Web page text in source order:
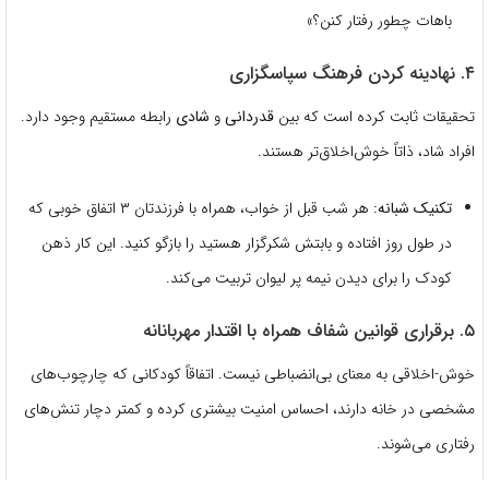
باهات چطور رفتار کنن؟»
۴. نهادینه کردن فرهنگ سپاسگزاری
تحقیقات ثابت کرده است که بین قدردانیو شادی رابطه مستقیم وجود دارد.
افراد شاد، ذاتاً خوش‌اخلاق‌تر هستند.
تکنیک شبانه:
هر شب قبل از خواب، همراه با فرزندتان ۳ اتفاق خوبی که
در طول روز افتاده و بابتش شکرگزار هستید را بازگو کنید. این کار ذهن
کودک را برای دیدن نیمه پر لیوان تربیت می‌کند.
۵. برقراری قوانین شفاف همراه با اقتدار مهربانانه
خوش-اخلاقی به معنای بی‌انضباطی نیست. اتفاقاً کودکانی که چارچوب‌های
مشخصی در خانه دارند، احساس امنیت بیشتری کرده و کمتر دچار تنش‌های
رفتاری می‌شوند.